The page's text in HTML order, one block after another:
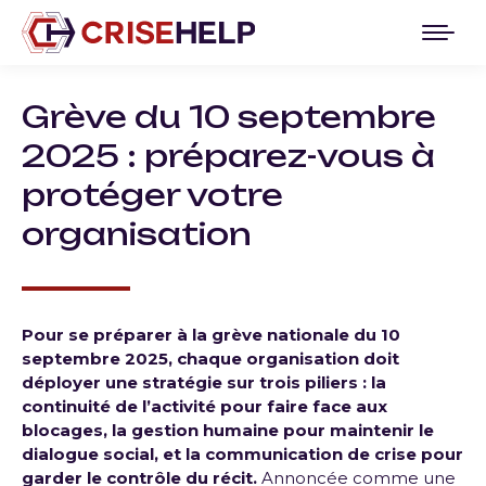
Grève du 10 septembre
2025 : préparez-vous à
protéger votre
organisation
Pour se préparer à la grève nationale du 10
septembre 2025, chaque organisation doit
déployer une stratégie sur trois piliers : la
continuité de l’activité pour faire face aux
blocages, la gestion humaine pour maintenir le
dialogue social, et la communication de crise pour
garder le contrôle du récit. Annoncée comme une